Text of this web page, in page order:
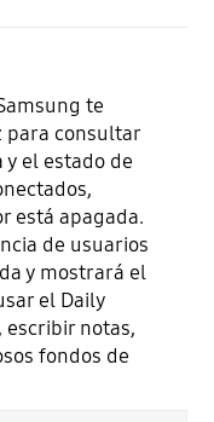
te
para consultar
el estado de
está apagada.
de usuarios
y mostrará el
el Daily
notas,
fondos de